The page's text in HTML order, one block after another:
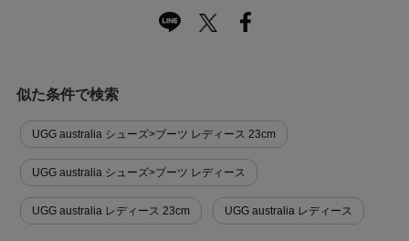
似た条件で検索
UGG australia シューズ>ブーツ レディース 23cm
UGG australia シューズ>ブーツ レディース
UGG australia レディース 23cm UGG australia レディース